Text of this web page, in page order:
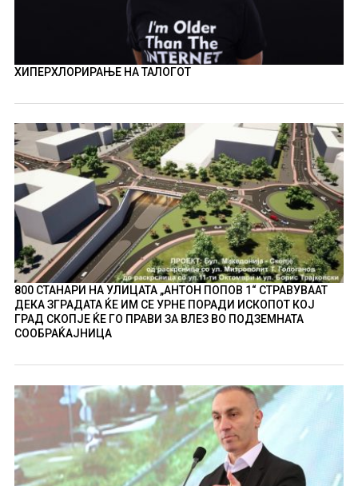
ХИПЕРХЛОРИРАЊЕ НА ТАЛОГОТ
800 СТАНАРИ НА УЛИЦАТА „АНТОН ПОПОВ 1“ СТРАВУВААТ
ДЕКА ЗГРАДАТА ЌЕ ИМ СЕ УРНЕ ПОРАДИ ИСКОПОТ КОЈ
ГРАД СКОПЈЕ ЌЕ ГО ПРАВИ ЗА ВЛЕЗ ВО ПОДЗЕМНАТА
СООБРАЌАЈНИЦА